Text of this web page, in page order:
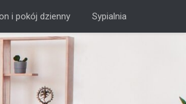
i pokój dzienny Sypialnia